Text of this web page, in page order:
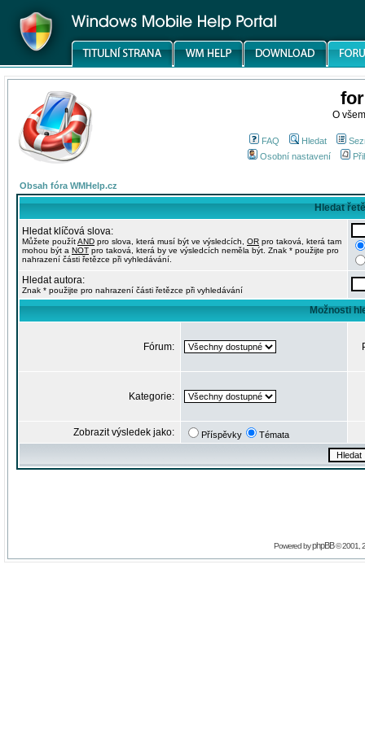
O
FAQ Hledat
Osobní nastavení
Obsah fóra WMHelp.cz
Hledat
Hledat klíčová slova:
Můžete použítAND pro slova, která musí být ve výsledcích, OR pro taková, která tam
mohou být a NOT pro taková, která by ve výsledcích neměla být. Znak * použijte pro
nahrazení části řetězce při vyhledávání.
Hledat autora:
Znak * použijte pro nahrazení části řetězce při vyhledávání
Možnosti
Fórum:
Kategorie:
Zobrazit výsledek jako: Příspěvky Témata
Powered byphpBB© 2001,